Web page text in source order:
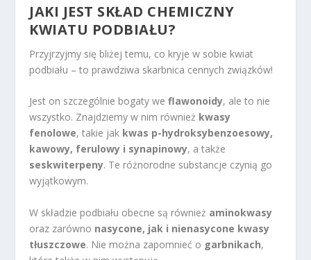
JAKI JEST SKŁAD CHEMICZNY
KWIATU PODBIAŁU?
Przyjrzyjmy się bliżej temu, co kryje w sobie kwiat
podbiału – to prawdziwa skarbnica cennych związków!
Jest on szczególnie bogaty weflawonoidy, ale to nie
wszystko. Znajdziemy w nim również kwasy
fenolowe, takie jak kwas p-hydroksybenzoesowy,
kawowy, ferulowy i synapinowy, a także
seskwiterpeny. Te różnorodne substancje czynią go
wyjątkowym.
W składzie podbiału obecne są również aminokwasy
oraz zarówno nasycone, jak i nienasycone kwasy
tłuszczowe. Nie można zapomnieć o garbnikach,